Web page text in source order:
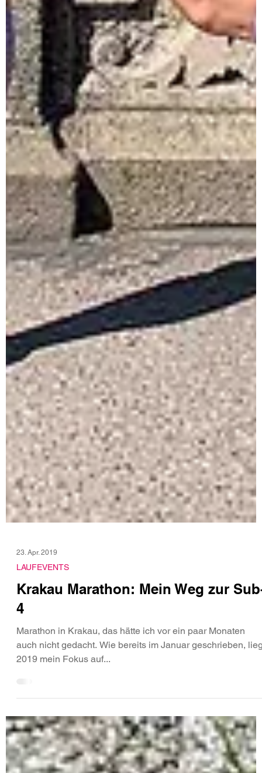
Krakau Marathon: Mein Weg zur
4
Marathon in Krakau, das hätte ich vor ein paar Monaten
auch nicht gedacht. Wie bereits im Januar geschrieben,